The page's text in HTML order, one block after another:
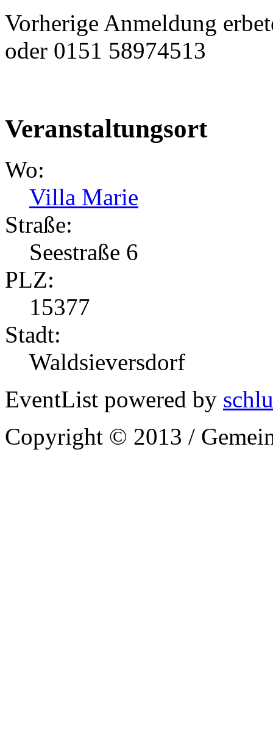
Vorherige Anmeldung
oder 0151 58974513
Veranstaltungsort
Wo:
Villa Marie
Straße:
Seestraße 6
PLZ:
15377
Stadt:
Waldsieversdorf
EventList powered by
Copyright © 2013 /